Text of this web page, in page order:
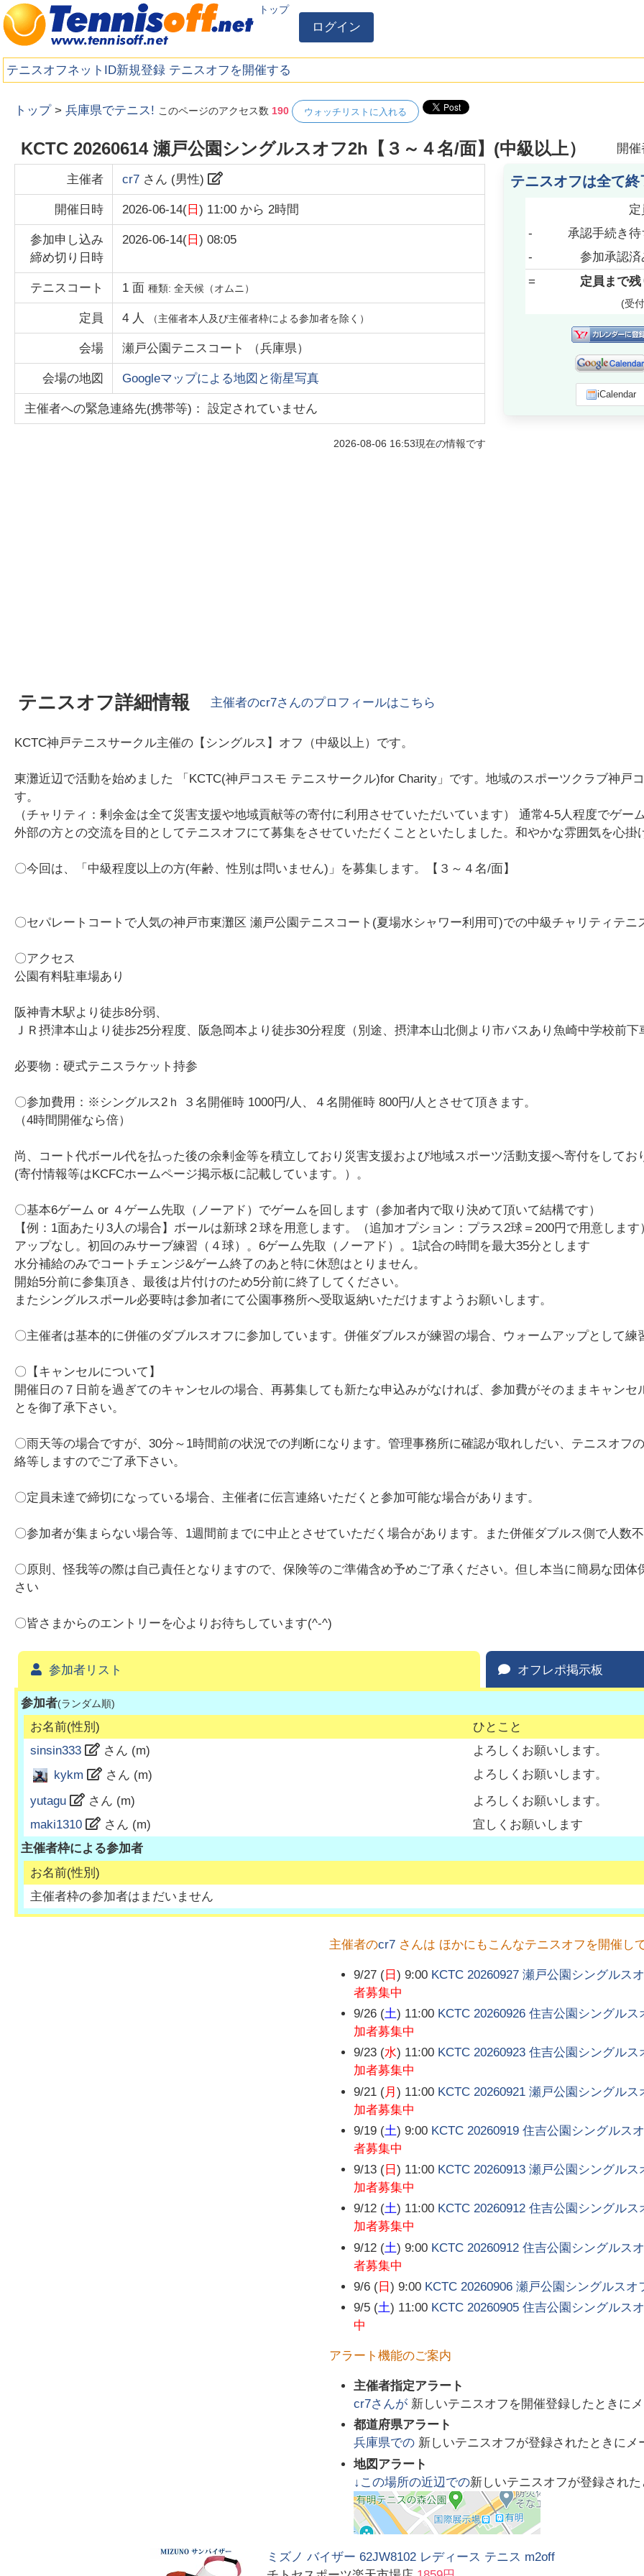
トップ
ログイン
テニスオフネットID新規登録 テニスオフを開催する
トップ >兵庫県でテニス! このページのアクセス数 190 ウォッチリストに入れる
KCTC 20260614 瀬戸公園シングルスオフ2h【３～４名/面】(中級以上） 開
主催者 cr7 さん (男性)
開催日時 2026-06-14( 日) 11:00 から2時間
参加申し込み
締め切り日時
2026-06-14( 日) 08:05
テニスコート 1 面種類:全天候（オムニ）
定員 4 人 （主催者本人及び主催者枠による参加者を除く）
会場 瀬戸公園テニスコート （兵庫県）
会場の地図 Googleマップによる地図と衛星写真
主催者への緊急連絡先(携帯等)： 設定されていません
2026-08-06 16:53現在の情報です
テニスオフは全て終
定
-
承認手続き待
-
参加承認済
=
定員まで残
(受
iCalendar
テニスオフ詳細情報 主催者のcr7さんのプロフィールはこちら
KCTC神戸テニスサークル主催の【シングルス】オフ（中級以上）です。
東灘近辺で活動を始めました 「KCTC(神戸コスモ テニスサークル)for Charity」です。地域のスポーツクラブ神戸
す。
（チャリティ：剰余金は全て災害支援や地域貢献等の寄付に利用させていただいています） 通常4-5人程度でゲ
外部の方との交流を目的としてテニスオフにて募集をさせていただくことといたしました。和やかな雰囲気を心
〇今回は、「中級程度以上の方(年齢、性別は問いません)」を募集します。【３～４名/面】
〇セパレートコートで人気の神戸市東灘区 瀬戸公園テニスコート(夏場水シャワー利用可)での中級チャリティテニ
〇アクセス
公園有料駐車場あり
阪神青木駅より徒歩8分弱、
ＪＲ摂津本山より徒歩25分程度、阪急岡本より徒歩30分程度（別途、摂津本山北側より市バスあり魚崎中学校前下
必要物：硬式テニスラケット持参
〇参加費用：※シングルス2ｈ ３名開催時 1000円/人、４名開催時 800円/人とさせて頂きます。
（4時間開催なら倍）
尚、コート代ボール代を払った後の余剰金等を積立しており災害支援および地域スポーツ活動支援へ寄付をしてお
(寄付情報等はKCFCホームページ掲示板に記載しています。）。
〇基本6ゲーム or ４ゲーム先取（ノーアド）でゲームを回します（参加者内で取り決めて頂いて結構です）
【例：1面あたり3人の場合】ボールは新球２球を用意します。（追加オプション：プラス2球＝200円で用意します
アップなし。初回のみサーブ練習（４球）。6ゲーム先取（ノーアド）。1試合の時間を最大35分とします
水分補給のみでコートチェンジ&ゲーム終了のあと特に休憩はとりません。
開始5分前に参集頂き、最後は片付けのため5分前に終了してください。
またシングルスポール必要時は参加者にて公園事務所へ受取返納いただけますようお願いします。
〇主催者は基本的に併催のダブルスオフに参加しています。併催ダブルスが練習の場合、ウォームアップとして練
〇【キャンセルについて】
開催日の７日前を過ぎてのキャンセルの場合、再募集しても新たな申込みがなければ、参加費がそのままキャン
とを御了承下さい。
〇雨天等の場合ですが、30分～1時間前の状況での判断になります。管理事務所に確認が取れしだい、テニスオフ
絡等しますのでご了承下さい。
〇定員未達で締切になっている場合、主催者に伝言連絡いただくと参加可能な場合があります。
〇参加者が集まらない場合等、1週間前までに中止とさせていただく場合があります。また併催ダブルス側で人数
〇原則、怪我等の際は自己責任となりますので、保険等のご準備含め予めご了承ください。但し本当に簡易な団
さい
〇皆さまからのエントリーを心よりお待ちしています(^-^)
参加者リスト オフレポ掲示板
参加者(ランダム順)
お名前(性別)
ひとこと
sinsin333
さん (m)
よろしくお願いします。
kykm
さん (m)
よろしくお願いします。
yutagu
さん (m)
よろしくお願いします。
maki1310
さん (m)
宜しくお願いします
主催者枠による参加者
お名前(性別)
主催者枠の参加者はまだいません
主催者のcr7 さんは ほかにもこんなテニスオフを開催し
9/27 (日 ) 9:00 KCTC 20260927 瀬戸公園シングルス
者募集中
9/26 (土) 11:00 KCTC 20260926 住吉公園シングル
加者募集中
9/23 (水) 11:00 KCTC 20260923 住吉公園シングル
加者募集中
9/21 (月 ) 11:00 KCTC 20260921 瀬戸公園シングル
加者募集中
9/19 (土) 9:00 KCTC 20260919 住吉公園シングルス
者募集中
9/13 (日 ) 11:00 KCTC 20260913 瀬戸公園シングル
加者募集中
9/12 (土) 11:00 KCTC 20260912 住吉公園シングル
加者募集中
9/12 (土) 9:00 KCTC 20260912 住吉公園シングルス
者募集中
9/6 (日 ) 9:00 KCTC 20260906 瀬戸公園シングルス
9/5 (土) 11:00 KCTC 20260905 住吉公園シングルス
中
アラート機能のご案内
主催者指定アラート
cr7さんが 新しいテニスオフを開催登録したときに
都道府県アラート
兵庫県での 新しいテニスオフが登録されたときにメ
地図アラート
↓この場所の近辺での新しいテニスオフが登録され
ミズノ バイザー 62JW8102 レディース テニス m2off